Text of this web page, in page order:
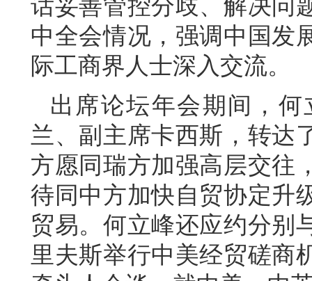
话妥善管控分歧、解决问
中全会情况，强调中国发
际工商界人士深入交流。
出席论坛年会期间，
兰、副主席卡西斯，转达
方愿同瑞方加强高层交往
待同中方加快自贸协定升
贸易。何立峰还应约分别
里夫斯举行中美经贸磋商